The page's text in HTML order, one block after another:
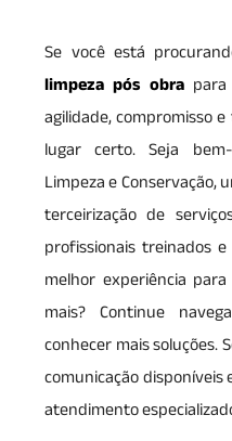
Se você está
limpeza pós obrapara
agilidade, compromisso
lugar certo. Seja
Limpeza e Conservação,
terceirização de
profissionais treinados
melhor experiência
mais? Continue
conhecer mais soluções.
comunicação
atendimento